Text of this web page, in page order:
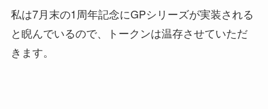
私は7月末の1周年記念にGPシリーズが実装される
と睨んでいるので、トークンは温存させていただ
きます。